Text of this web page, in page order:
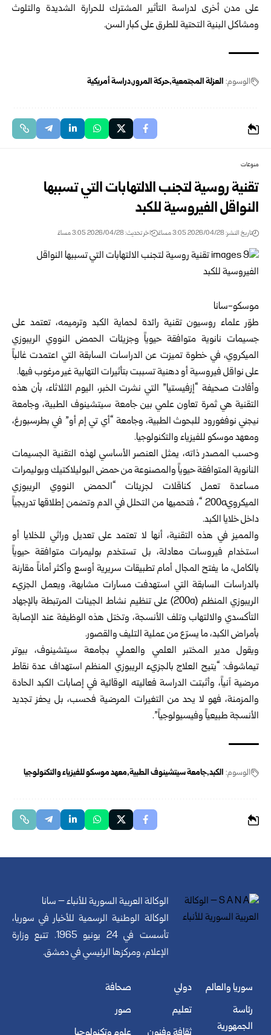
على مدن أخرى لدراسة التأثير المشترك للحرارة الشديدة والتلوث
ومشاكل البنية التحتية للطرق على كبار السن.
الوسوم: العزلة المجتمعية حركة المرور دراسة أمريكية
منوعات
تقنية روسية لتجنب الالتهابات التي تسببها
النواقل الفيروسية للكبد
تاريخ النشر: 2026/04/28 3:05 مساءً اخر تحديث: 2026/04/28 3:05 مساءً
موسكو-سانا
طوّر علماء روسيون تقنية رائدة لحماية الكبد وترميمه، تعتمد على
جسيمات نانوية متوافقة حيوياً وجزيئات الحمض النووي الريبوزي
الميكروي، في خطوة تميزت عن الدراسات السابقة التي اعتمدت غالباً
على نواقل فيروسية أو دهنية تسببت بتأثيرات التهابية غير مرغوب فيها.
وأفادت صحيفة “إزفيستيا” التي نشرت الخبر، اليوم الثلاثاء، بأن هذه
التقنية هي ثمرة تعاون علمي بين جامعة سيتشينوف الطبية، وجامعة
نيجني نوفغورود للبحوث الطبية، وجامعة “أي تي إم أو” في بطرسبورغ،
ومعهد موسكو للفيزياء والتكنولوجيا.
وحسب المصدر ذاته، يمثل العنصر الأساسي لهذه التقنية الجسيمات
النانوية المتوافقة حيوياً والمصنوعة من حمض البوليلاكتيك وبوليمرات
مساعدة تعمل كناقلات لجزيئات “الحمض النووي الريبوزي
الميكروي200a “، فتحميها من التحلل في الدم وتضمن إطلاقها تدريجياً
داخل خلايا الكبد.
والمميز في هذه التقنية، أنها لا تعتمد على تعديل وراثي للخلايا أو
استخدام فيروسات معادلة، بل تستخدم بوليمرات متوافقة حيوياً
بالكامل، ما يفتح المجال أمام تطبيقات سريرية أوسع وأكثر أماناً مقارنة
بالدراسات السابقة التي استهدفت مسارات مشابهة، ويعمل الجزيء
الريبوزي المنظم (200a) على تنظيم نشاط الجينات المرتبطة بالإجهاد
التأكسدي والالتهاب وتلف الأنسجة، وتختل هذه الوظيفة عند الإصابة
بأمراض الكبد، ما يسرّع من عملية التليف والقصور.
ويقول مدير المختبر العلمي والعملي بجامعة سيتشينوف، بيوتر
تيماشوف: “يتيح العلاج بالجزيء الريبوزي المنظم استهداف عدة نقاط
مرضية آنياً، وأثبتت الدراسة فعاليته الوقائية في إصابات الكبد الحادة
والمزمنة، فهو لا يحد من التغيرات المرضية فحسب، بل يحفز تجديد
الأنسجة طبيعياً وفيسيولوجياً”.
الوسوم: الكبد جامعة سيتشينوف الطبية معهد موسكو للفيزياء والتكنولوجيا
الوكالة العربية السورية للأنباء – سانا
الوكالة الوطنية الرسمية للأخبار في سوريا،
تأسست في 24 يونيو 1965. تتبع وزارة
الإعلام، ومركزها الرئيسي في دمشق.
سوريا والعالم
رئاسة
الجمهورية
دولي
تعليم
صحافة
صور